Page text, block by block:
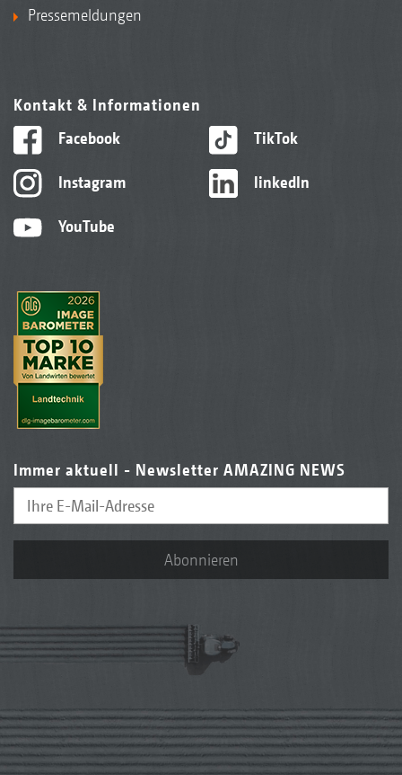
Pressemeldungen
Kontakt & Informationen
Facebook
Instagram
YouTube
TikTok
linkedIn
Immer aktuell - Newsletter AMAZING NEWS
Abonnieren